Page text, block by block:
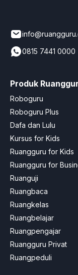
0815 7441 0000
Produk
Roboguru
Roboguru Plus
Dafa dan Lulu
Kursus for Kids
Ruangguru for Kids
Ruangguru for
Ruanguji
Ruangbaca
Ruangkelas
Ruangbelajar
Ruangpengajar
Ruangguru Privat
Ruangpeduli